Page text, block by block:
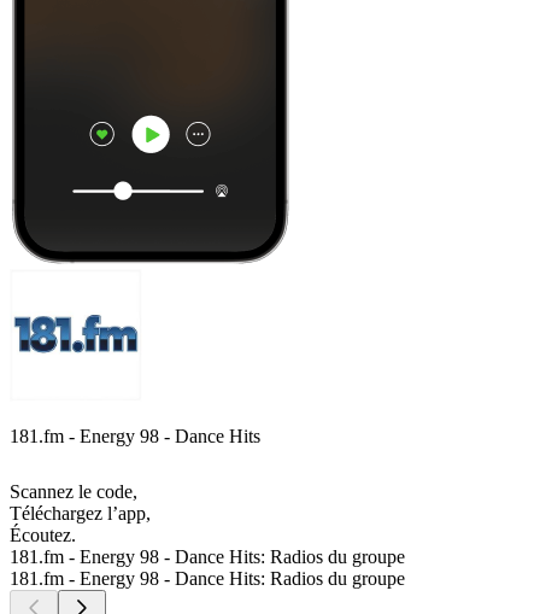
181.fm - Energy 98 - Dance Hits
Scannez le code,
Téléchargez l’app,
Écoutez.
181.fm - Energy 98 - Dance Hits: Radios du groupe
181.fm - Energy 98 - Dance Hits: Radios du groupe